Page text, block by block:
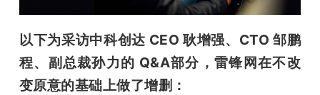
以下为采访中科创达 CEO 耿增强、CTO 邹鹏
程、副总裁孙力的 Q&A部分，雷锋网在不改
变原意的基础上做了增删：